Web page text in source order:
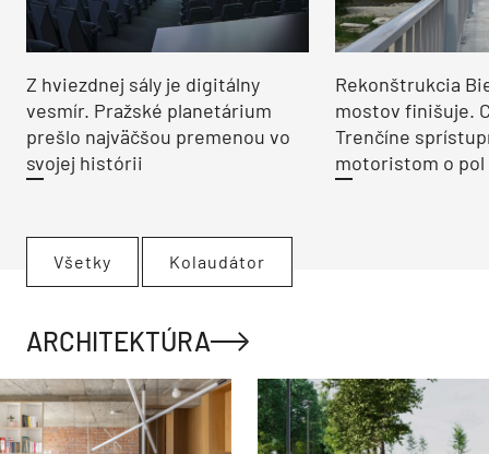
Z hviezdnej sály je digitálny
vesmír. Pražské planetárium
prešlo najväčšou premenou vo
svojej histórii
Rekonštrukcia
mostov finišuje.
Trenčíne
motoristom o pol
Všetky Kolaudátor
ARCHITEKTÚRA